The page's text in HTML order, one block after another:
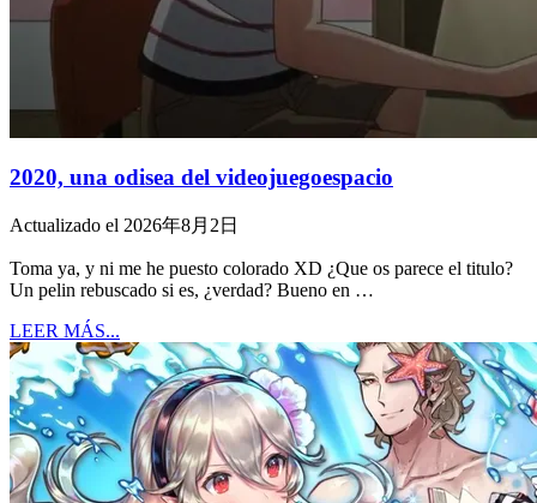
2020, una odisea del videojuegoespacio
Actualizado el 2026年8月2日
Toma ya, y ni me he puesto colorado XD ¿Que os parece el titulo?
Un pelin rebuscado si es, ¿verdad? Bueno en …
LEER MÁS...